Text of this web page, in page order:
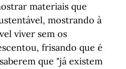
materiais que
mostrando à
viver sem os
frisando que é
que "já existem